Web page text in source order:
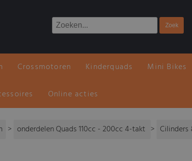
Crossmotoren Kinderquads Mini Bikes
Online acties
> onderdelen Quads 110cc - 200cc 4-takt >